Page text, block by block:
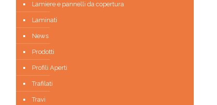
Lamiere e pannelli da copertura
Laminati
News
Prodotti
Profili Aperti
Trafilati
Travi